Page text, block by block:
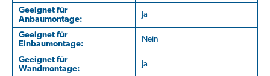
Geeignet für
Anbaumontage:
Ja
Geeignet für
Einbaumontage:
Nein
Geeignet für
Wandmontage:
Ja